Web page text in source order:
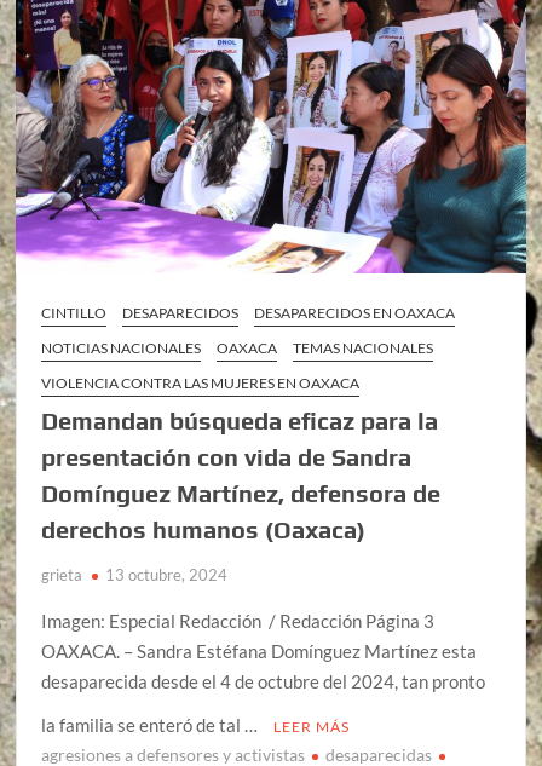
CINTILLO DESAPARECIDOS
DESAPARECIDOS EN OAXACA
NOTICIAS NACIONALES
OAXACA
TEMAS NACIONALES
VIOLENCIA CONTRA LAS MUJERES EN OAXACA
Demandan búsqueda eficaz para la
presentación con vida de Sandra
Domínguez Martínez, defensora de
derechos humanos (Oaxaca)
grieta 13 octubre, 2024
Imagen: Especial Redacción / Redacción Página 3
OAXACA. – Sandra Estéfana Domínguez Martínez esta
desaparecida desde el 4 de octubre del 2024, tan pronto
la familia se enteró de tal …
LEER MÁS
agresiones a defensores y activistas
desaparecidas